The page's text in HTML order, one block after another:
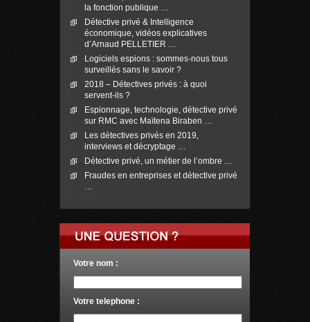
la fonction publique …
Détective privé & Intelligence
économique, vidéos explicatives
d’Arnaud PELLETIER …
Logiciels espions : sommes-nous tous
surveillés sans le savoir ?
2018 – Détectives privés : à quoi
servent-ils ?
Espionnage, technologie, détective privé
sur RMC avec Maïtena Biraben …
Les détectives privés en 2019,
interviews et décryptage …
Détective privé, un métier de l’ombre …
Fraudes en entreprises et détective privé
…
Votre nom :
Votre telephone :